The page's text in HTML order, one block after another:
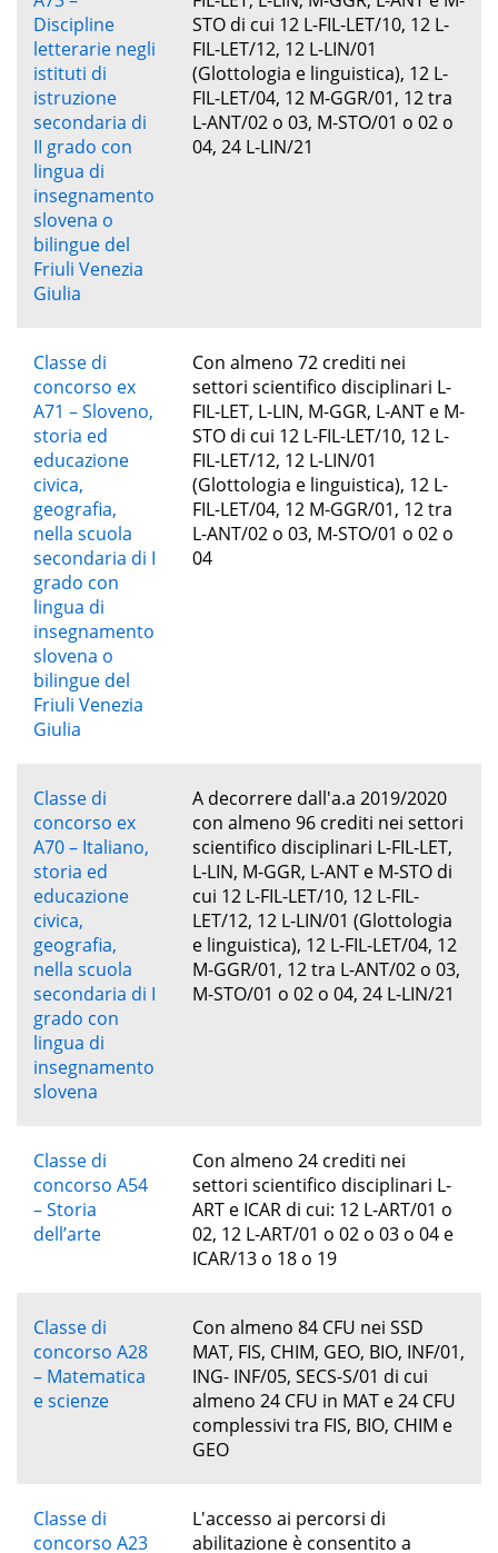
Discipline
letterarie negli
istituti di
istruzione
secondaria di
II grado con
lingua di
insegnamento
slovena o
bilingue del
Friuli Venezia
Giulia
STO di cui 12 L-FIL-LET/10, 12 L-
FIL-LET/12, 12 L-LIN/01
(Glottologia e linguistica), 12 L-
FIL-LET/04, 12 M-GGR/01, 12 tra
L-ANT/02 o 03, M-STO/01 o 02 o
04, 24 L-LIN/21
Classe di
concorso ex
A71 – Sloveno,
storia ed
educazione
civica,
geografia,
nella scuola
secondaria di I
grado con
lingua di
insegnamento
slovena o
bilingue del
Friuli Venezia
Giulia
Con almeno 72 crediti nei
settori scientifico disciplinari L-
FIL-LET, L-LIN, M-GGR, L-ANT e M-
STO di cui 12 L-FIL-LET/10, 12 L-
FIL-LET/12, 12 L-LIN/01
(Glottologia e linguistica), 12 L-
FIL-LET/04, 12 M-GGR/01, 12 tra
L-ANT/02 o 03, M-STO/01 o 02 o
04
Classe di
concorso ex
A70 – Italiano,
storia ed
educazione
civica,
geografia,
nella scuola
secondaria di I
grado con
lingua di
insegnamento
slovena
A decorrere dall'a.a 2019/2020
con almeno 96 crediti nei settori
scientifico disciplinari L-FIL-LET,
L-LIN, M-GGR, L-ANT e M-STO di
cui 12 L-FIL-LET/10, 12 L-FIL-
LET/12, 12 L-LIN/01 (Glottologia
e linguistica), 12 L-FIL-LET/04, 12
M-GGR/01, 12 tra L-ANT/02 o 03,
M-STO/01 o 02 o 04, 24 L-LIN/21
Classe di
concorso A54
– Storia
dell’arte
Con almeno 24 crediti nei
settori scientifico disciplinari L-
ART e ICAR di cui: 12 L-ART/01 o
02, 12 L-ART/01 o 02 o 03 o 04 e
ICAR/13 o 18 o 19
Classe di
concorso A28
– Matematica
e scienze
Con almeno 84 CFU nei SSD
MAT, FIS, CHIM, GEO, BIO, INF/01,
ING- INF/05, SECS-S/01 di cui
almeno 24 CFU in MAT e 24 CFU
complessivi tra FIS, BIO, CHIM e
GEO
Classe di
concorso A23
L'accesso ai percorsi di
abilitazione è consentito a